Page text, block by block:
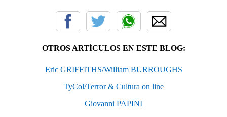
OTROS ARTÍCULOS EN ESTE BLOG:
Eric GRIFFITHS/William BURROUGHS
TyCol/Terror & Cultura on line
Giovanni PAPINI